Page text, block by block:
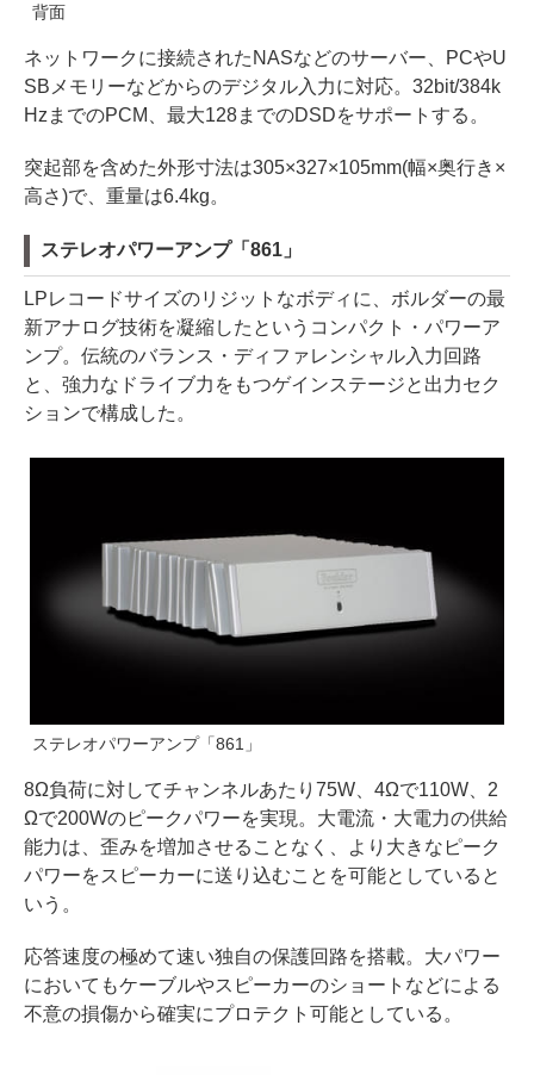
背面
ネットワークに接続されたNASなどのサーバー、PCやU
SBメモリーなどからのデジタル入力に対応。32bit/384k
HzまでのPCM、最大128までのDSDをサポートする。
突起部を含めた外形寸法は305×327×105mm(幅×奥行き×
高さ)で、重量は6.4kg。
ステレオパワーアンプ「861」
LPレコードサイズのリジットなボディに、ボルダーの最
新アナログ技術を凝縮したというコンパクト・パワーア
ンプ。伝統のバランス・ディファレンシャル入力回路
と、強力なドライブ力をもつゲインステージと出力セク
ションで構成した。
ステレオパワーアンプ「861」
8Ω負荷に対してチャンネルあたり75W、4Ωで110W、2
Ωで200Wのピークパワーを実現。大電流・大電力の供給
能力は、歪みを増加させることなく、より大きなピーク
パワーをスピーカーに送り込むことを可能としていると
いう。
応答速度の極めて速い独自の保護回路を搭載。大パワー
においてもケーブルやスピーカーのショートなどによる
不意の損傷から確実にプロテクト可能としている。